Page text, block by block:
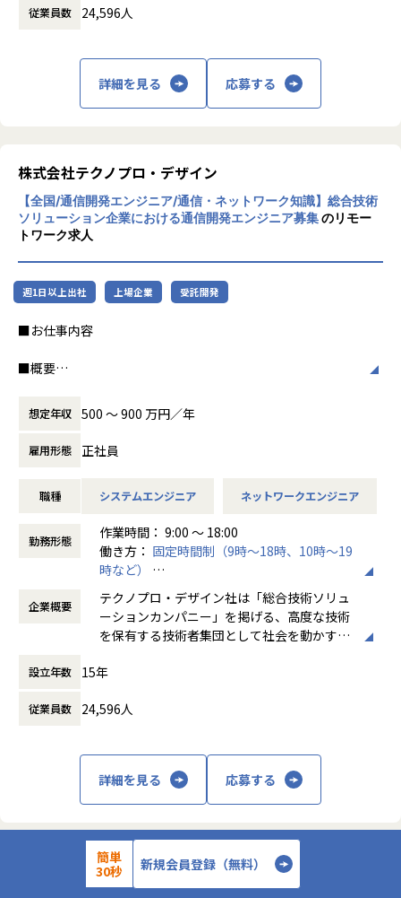
・車両全体の衝突解析に関するアセスメント業務 ・自動車構
計画の立案 ・衝突実験の結果からの考察
・設計部門へのフィードバックと一連の流れを実施する ・付
随するレポートの作成
【業務の変更の範囲】
会社の定める業務
に渡ります。いわゆる技術者派遣と呼ばれ
働く場所に関わらない事業支援や最新技術を
用いた研究開発などを行っています。
程プロジェクトの増加といった世の中で技術
者集団として価値提供を行うために、エンジ
ニアが生涯活躍できる環境を考え事業運営を
行っています。
従業員数 24,596人
詳細を見る 応募する
株式会社テクノプロ・デザイン
【全国/通信開発エンジニア/通信・ネットワーク知識】総合技術
ソリューション企業における通信開発エンジニア募集のリモー
トワーク求人
週1日以上出社 上場企業 受託開発
■お仕事内容
■概要
インターネットに接続させる技術開発に携わっていただきま
す。
通信基地局機器及び端末の開発における通信制御の回路/制御
ソフトの開発を想定しています。
■想定される業務内容
5G規格スマートフォンの無線設計業務
・アンテナ～RF回路設計、各種測定、シミュレーション
・試作準備、認証試験
・特性改善検討/構造検討
●ソフトウェア
・Linux、Java環境でのアプリケーション詳細設計
・トラブル対応、一次解析、再現試験、データ調査
イベント（スポーツ、エンタテインメント）
自動車（AD/ADAS、車内エンタテインメント、コネクテッ
テレメトリー（気象、火山、河川、大気）
生産設備（生産状況、資材等トレーサビリティ）
医療（遠隔医療、バイタルデータ）
想定年収 500 〜 900 万円／年
雇用形態 正社員
職種 システムエンジニア ネットワークエンジニア
勤務形態
作業時間： 9:00 ～ 18:00
働き方： 固定時間制（9時～18時、10時～19
時など）
時間外労働の有無： 有（月平均20時間）
休憩時間： 60分
企業概要
テクノプロ・デザイン社は「総合技術ソリュ
ーションカンパニー」を掲げる、高度な技術
を保有する技術者集団として社会を動かすこ
に渡ります。いわゆる技術者派遣と呼ばれ
働く場所に関わらない事業支援や最新技術を
用いた研究開発などを行っています。
イクルの短期化、製品開発の多角化や上流工
程プロジェクトの増加といった世の中で技術
者集団として価値提供を行うために、エンジ
設立年数 15年
従業員数 24,596人
詳細を見る 応募する
株式会社テクノプロ・デザイン
簡単
30秒
新規会員登録（無料）